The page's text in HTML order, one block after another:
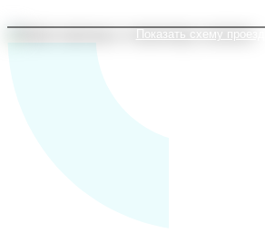
Показать схему проезда